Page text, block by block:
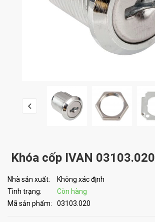
Khóa cốp IVAN 03103.020
Nhà sản xuất:
Không xác định
Tình trạng:
Còn hàng
Mã sản phẩm:
03103.020